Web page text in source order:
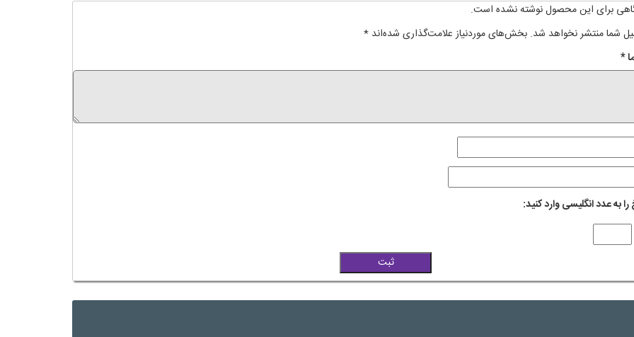
برای این محصول نوشته نشده است.
شما منتشر نخواهد شد. بخش‌های موردنیاز علامت‌گذاری شده‌اند*
*
به عدد انگلیسی وارد کنید: